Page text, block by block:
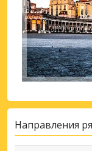
Направления